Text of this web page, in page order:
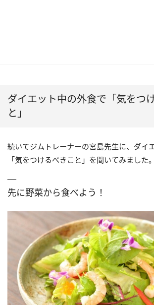
ダイエット中の外食で「気をつ
と」
続いてジムトレーナーの宮島先生に、ダイ
「気をつけるべきこと」を聞いてみました。
先に野菜から食べよう！